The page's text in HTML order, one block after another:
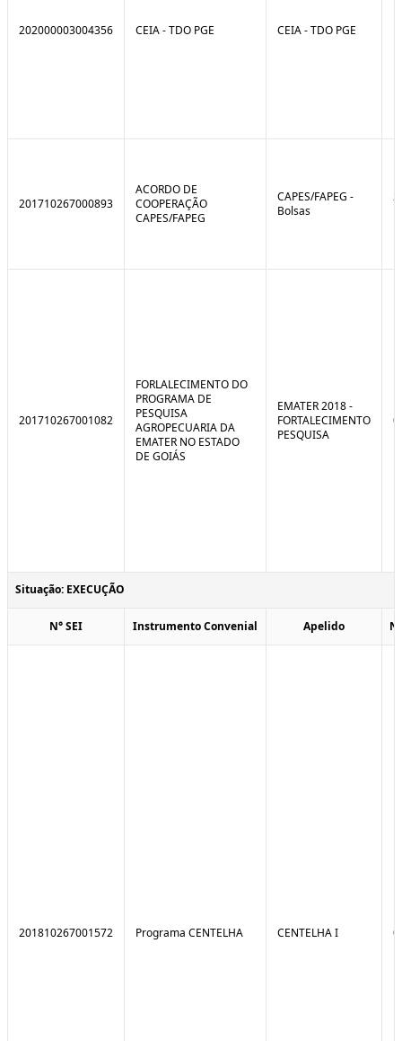
202000003004356 CEIA - TDO PGE CEIA - TDO PGE
201710267000893
ACORDO DE
COOPERAÇÃO
CAPES/FAPEG
CAPES/FAPEG -
Bolsas
201710267001082
FORLALECIMENTO DO
PROGRAMA DE
PESQUISA
AGROPECUARIA DA
EMATER NO ESTADO
DE GOIÁS
EMATER 2018 -
FORTALECIMENTO
PESQUISA
Situação: EXECUÇÃO
N° SEI Instrumento Convenial Apelido
201810267001572 Programa CENTELHA CENTELHA I